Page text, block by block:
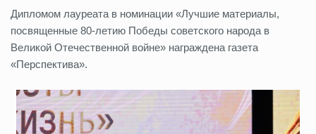
Дипломом лауреата в номинации «Лучшие материалы,
посвященные 80-летию Победы советского народа в
Великой Отечественной войне» награждена газета
«Перспектива».